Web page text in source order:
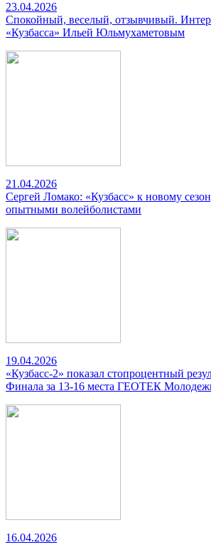
23.04.2026
Спокойный, веселый, отзывчивый.
«Кузбасса» Ильей Юльмухаметовым
21.04.2026
Сергей Ломако: «Кузбасс» к новому
опытными волейболистами
19.04.2026
«Кузбасс-2» показал стопроцентный
Финала за 13-16 места ГЕОТЕК
16.04.2026